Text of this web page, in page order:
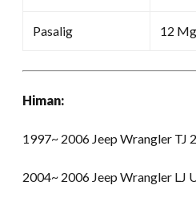
Pasalig 12
Himan:
1997~ 2006 Jeep Wrangler TJ
2004~ 2006 Jeep Wrangler LJ